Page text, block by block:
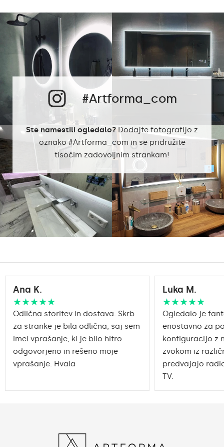
#Artforma_com
Ste namestili ogledalo? Dodajte fotografijo z
oznako #Artforma_com in se pridružite
tisočim zadovoljnim strankam!
Ana K.
★★★★★
Odlična storitev in dostava. Skrb
za stranke je bila odlična, saj sem
imel vprašanje, ki je bilo hitro
odgovorjeno in rešeno moje
vprašanje. Hvala
Luka M.
★★★★★
Ogledalo je
enostavno za
konfiguracijo z
zvokom iz
predvajajo
TV.